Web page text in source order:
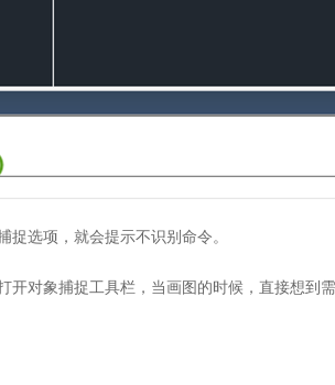
选项，就会提示不识别命令。
开对象捕捉工具栏，当画图的时候，直接想到